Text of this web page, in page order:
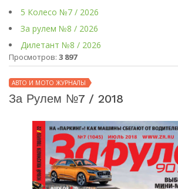
5 Колесо №7 / 2026
За рулем №8 / 2026
Дилетант №8 / 2026
Просмотров: 3 897
АВТО И МОТО ЖУРНАЛЫ
За Рулем №7 / 2018